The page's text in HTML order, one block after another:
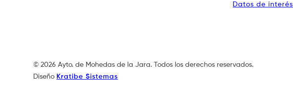
Datos de interés
© 2026 Ayto. de Mohedas de la Jara. Todos los derechos reservados.
Diseño Kratibe Sistemas